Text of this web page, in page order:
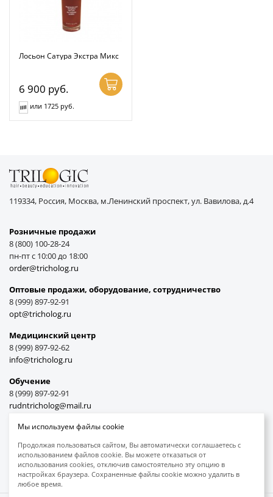
Лосьон Сатура Экстра Микс
6 900 руб.
или 1725 руб.
119334, Россия, Москва, м.Ленинский проспект, ул. Вавилова, д.4
Розничные продажи
8 (800) 100-28-24
пн-пт с 10:00 до 18:00
order@tricholog.ru
Оптовые продажи, оборудование, cотрудничество
8 (999) 897-92-91
opt@tricholog.ru
Медицинский центр
8 (999) 897-92-62
info@tricholog.ru
Обучение
8 (999) 897-92-91
rudntricholog@mail.ru
Принимаем к оплате
Мы используем файлы cookie
Продолжая пользоваться сайтом, Вы автоматически соглашаетесь с
использованием файлов cookie. Вы можете отказаться от
использования cookies, отключив самостоятельно эту опцию в
настройках браузера. Сохраненные файлы cookie можно удалить в
любое время.